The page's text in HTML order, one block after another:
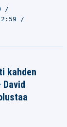
kahden